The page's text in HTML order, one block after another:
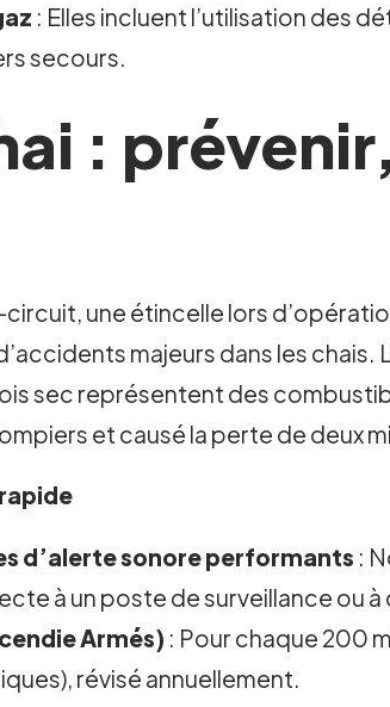
: Elles incluent l’utilisation des
secours.
:
une étincelle lors
majeurs dans les
sec représentent des
et causé la perte de deux
d’alerte sonore performants :
à un poste de surveillance ou
Armés) : Pour chaque 200
révisé annuellement.